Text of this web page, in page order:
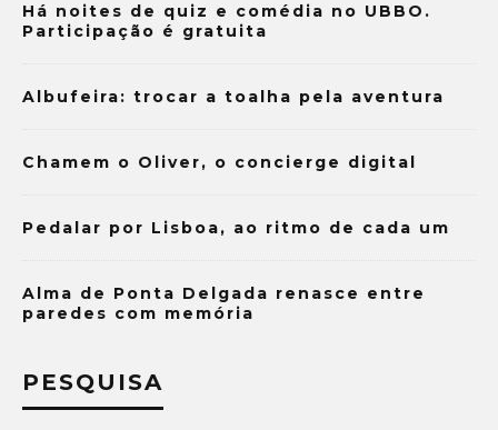
Há noites de quiz e comédia no UBBO.
Participação é gratuita
Albufeira: trocar a toalha pela aventura
Chamem o Oliver, o concierge digital
Pedalar por Lisboa, ao ritmo de cada um
Alma de Ponta Delgada renasce entre
paredes com memória
PESQUISA